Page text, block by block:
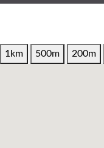
1km 500m 200m